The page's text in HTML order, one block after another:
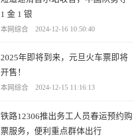
1 金 1 银
本网综合 2024-12-16 10:50:40
2025年即将到来，元旦火车票即将
开售！
本网综合 2024-12-15 11:16:13
铁路12306推出务工人员春运预约购
票服务，便利重点群体出行